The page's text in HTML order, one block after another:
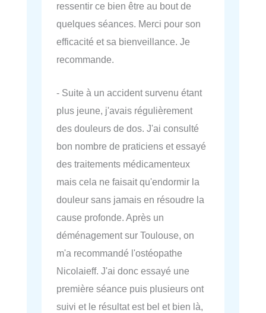
ressentir ce bien être au bout de
quelques séances. Merci pour son
efficacité et sa bienveillance. Je
recommande.
- Suite à un accident survenu étant
plus jeune, j'avais régulièrement
des douleurs de dos. J'ai consulté
bon nombre de praticiens et essayé
des traitements médicamenteux
mais cela ne faisait qu'endormir la
douleur sans jamais en résoudre la
cause profonde. Après un
déménagement sur Toulouse, on
m'a recommandé l'ostéopathe
Nicolaieff. J'ai donc essayé une
première séance puis plusieurs ont
suivi et le résultat est bel et bien là,